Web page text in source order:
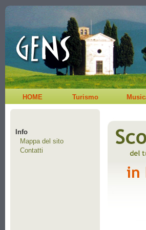
HOME Turismo
Info
Mappa del sito
Contatti